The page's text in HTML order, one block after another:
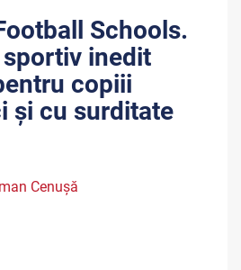
Schools.
inedit
copiii
și cu surditate
Cenușă